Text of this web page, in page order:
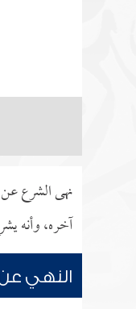
نهى الشرع عن
آخره، وأنه
النهي